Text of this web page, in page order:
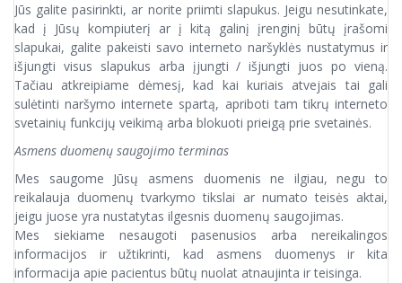
Jūs galite pasirinkti, ar norite priimti slapukus. Jeigu nesutinkate,
kad į Jūsų kompiuterį ar į kitą galinį įrenginį būtų įrašomi
slapukai, galite pakeisti savo interneto naršyklės nustatymus ir
išjungti visus slapukus arba įjungti / išjungti juos po vieną.
Tačiau atkreipiame dėmesį, kad kai kuriais atvejais tai gali
sulėtinti naršymo internete spartą, apriboti tam tikrų interneto
svetainių funkcijų veikimą arba blokuoti prieigą prie svetainės.
Asmens duomenų saugojimo terminas
Mes saugome Jūsų asmens duomenis ne ilgiau, negu to
reikalauja duomenų tvarkymo tikslai ar numato teisės aktai,
jeigu juose yra nustatytas ilgesnis duomenų saugojimas.
Mes siekiame nesaugoti pasenusios arba nereikalingos
informacijos ir užtikrinti, kad asmens duomenys ir kita
informacija apie pacientus būtų nuolat atnaujinta ir teisinga.